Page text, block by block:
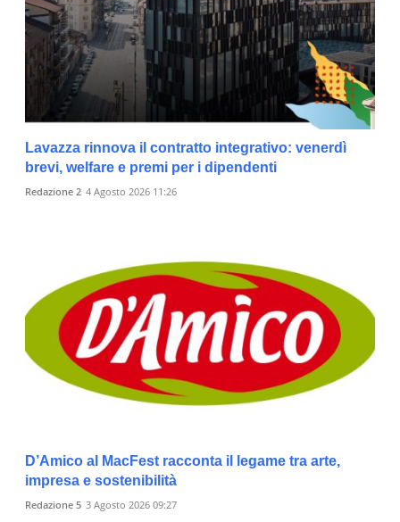
Lavazza rinnova il contratto integrativo: venerdì
brevi, welfare e premi per i dipendenti
Redazione 2 4 Agosto 2026 11:26
D’Amico al MacFest racconta il legame tra arte,
impresa e sostenibilità
Redazione 5 3 Agosto 2026 09:27